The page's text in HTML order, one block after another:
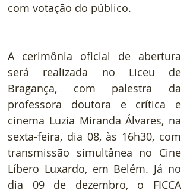
com votação do público.
A cerimônia oficial de abertura
será realizada no Liceu de
Bragança, com palestra da
professora doutora e crítica e
cinema Luzia Miranda Álvares, na
sexta-feira, dia 08, às 16h30, com
transmissão simultânea no Cine
Líbero Luxardo, em Belém. Já no
dia 09 de dezembro, o FICCA